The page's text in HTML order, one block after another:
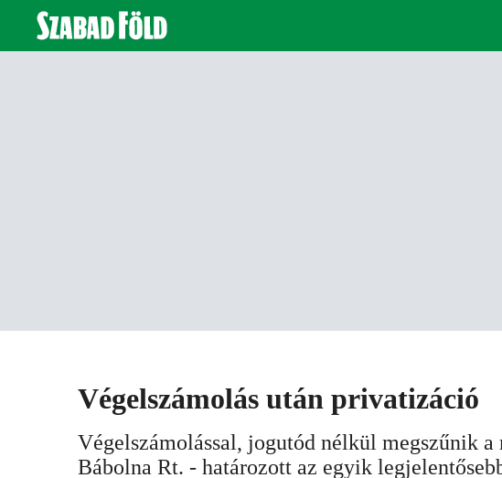
Végelszámolás után privatizáció
Végelszámolással, jogutód nélkül megszűnik a
Bábolna Rt. - határozott az egyik